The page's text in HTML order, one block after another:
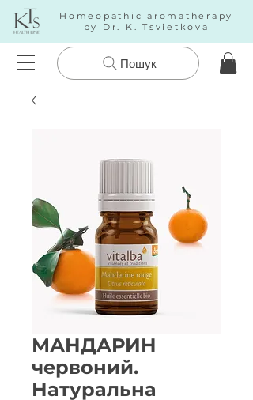
Homeopathic aromatherapy
by Dr. K. Tsvietkova
Пошук
МАНДАРИН
червоний.
Натуральна